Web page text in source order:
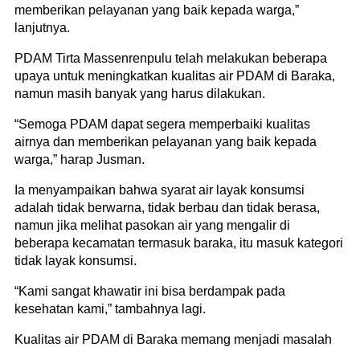
memberikan pelayanan yang baik kepada warga,”
lanjutnya.
PDAM Tirta Massenrenpulu telah melakukan beberapa
upaya untuk meningkatkan kualitas air PDAM di Baraka,
namun masih banyak yang harus dilakukan.
“Semoga PDAM dapat segera memperbaiki kualitas
airnya dan memberikan pelayanan yang baik kepada
warga,” harap Jusman.
Ia menyampaikan bahwa syarat air layak konsumsi
adalah tidak berwarna, tidak berbau dan tidak berasa,
namun jika melihat pasokan air yang mengalir di
beberapa kecamatan termasuk baraka, itu masuk kategori
tidak layak konsumsi.
“Kami sangat khawatir ini bisa berdampak pada
kesehatan kami,” tambahnya lagi.
Kualitas air PDAM di Baraka memang menjadi masalah